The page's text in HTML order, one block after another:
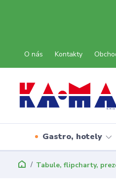
O nás Kontakty
Gastro, hotely
Tabule, flipcharty,